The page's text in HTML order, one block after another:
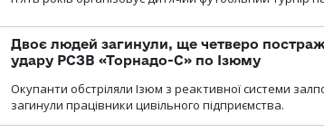
Двоє людей загинули, ще четверо
удару РСЗВ «Торнадо-С» по Ізюму
Окупанти обстріляли Ізюм з реактивної системи
загинули працівники цивільного підприємства.